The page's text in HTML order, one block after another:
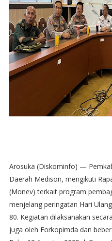
Arosuka (Diskominfo) —
Daerah Medison, mengikuti
(Monev) terkait program
menjelang peringatan Hari
80. Kegiatan dilaksanakan
juga oleh Forkopimda dan